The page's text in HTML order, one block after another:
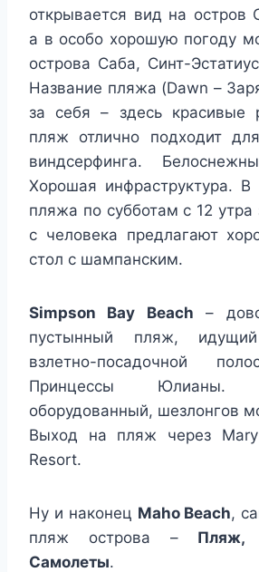
открывается вид на остров
а в особо хорошую погоду
острова Саба, Синт-
Название пляжа (Dawn –
за себя – здесь красивые
пляж отлично подходит
виндсерфинга.
Хорошая инфраструктура. В
пляжа по субботам с 12 утра
с человека предлагают
стол с шампанским.
Simpson Bay Beach –
пустынный пляж, идущий
взлетно-посадочной
Принцессы
оборудованный, шезлонгов
Выход на пляж через
Resort.
Ну и наконец Maho Beach,
пляж острова – Пляж,
Самолеты.